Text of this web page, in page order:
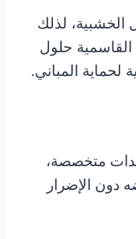
الخشبية، لذلك
حلول
لحماية المباني.
متخصصة،
دون الإضرار